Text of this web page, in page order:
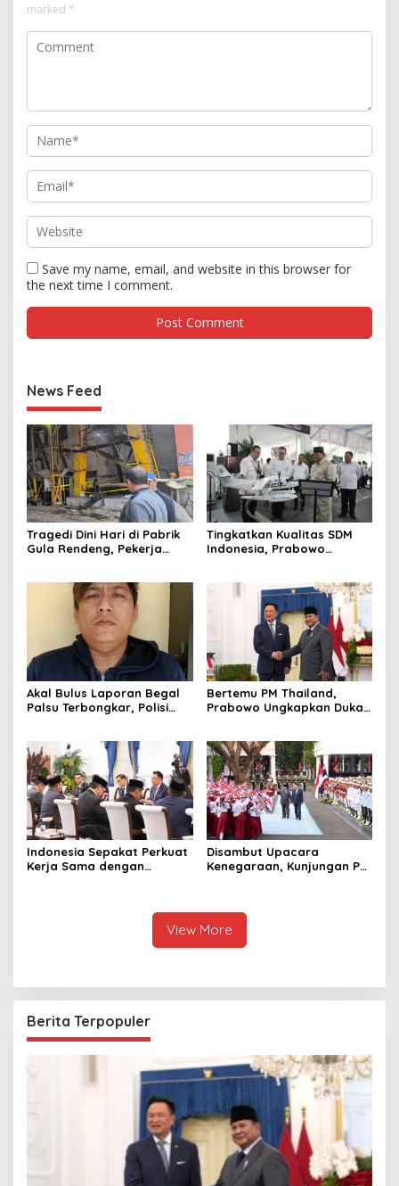
marked *
Save my name, email, and website in this browser for
the next time I comment.
News Feed
Tragedi Dini Hari di Pabrik
Gula Rendeng, Pekerja
Tingkatkan Kualitas SDM
Indonesia, Prabowo
Terbaik Dunia
Akal Bulus Laporan Begal
Palsu Terbongkar, Polisi
Bertemu PM Thailand,
Prabowo Ungkapkan Duka
Raja Thailand
Indonesia Sepakat Perkuat
Kerja Sama dengan
Disambut Upacara
Kenegaraan, Kunjungan PM
View More
Berita Terpopuler